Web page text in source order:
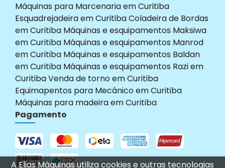
A Elias Máquinas utiliza cookies e outras tecnologias
Máquinas para Marcenaria em Curitiba
Esquadrejadeira em CuritibaColadeira de Bordas
em Curitiba Máquinas e esquipamentos Maksiwa
em Curitiba Máquinas e esquipamentos Manrod
em Curitiba Máquinas e esquipamentos Baldan
em Curitiba Máquinas e esquipamentos Razi em
CuritibaVenda de torno em Curitiba
Equimapentos para Mecânico em Curitiba
Máquinas para madeira em Curitiba
Pagamento